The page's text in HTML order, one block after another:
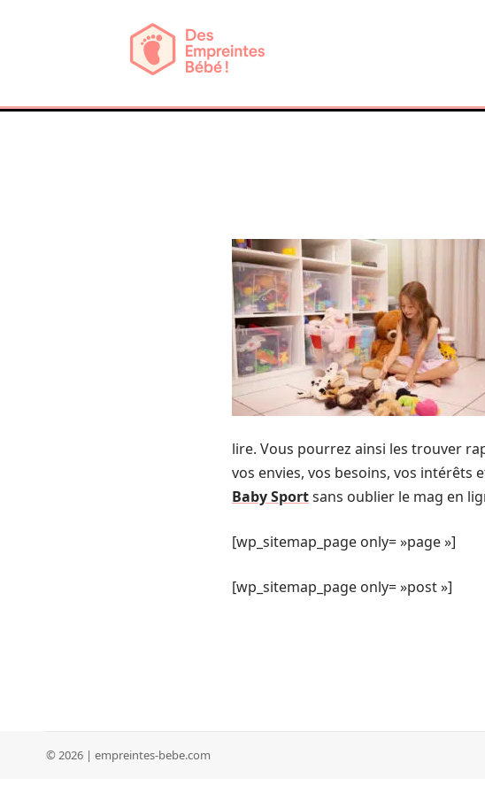
lire. Vous pourrez ainsi les trouver
vos envies, vos besoins, vos intérêts
Baby Sportsans oublier le mag en
[wp_sitemap_page only= »page »]
[wp_sitemap_page only= »post »]
© 2026 | empreintes-bebe.com